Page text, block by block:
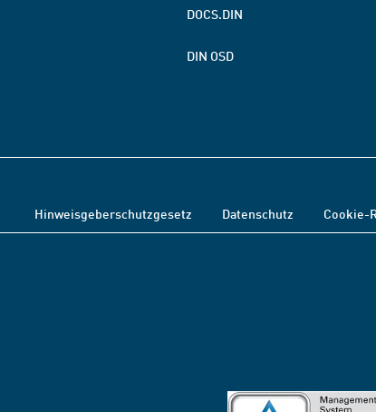
DOCS.DIN
DIN OSD
Hinweisgeberschutzgesetz Datenschutz Cookie-